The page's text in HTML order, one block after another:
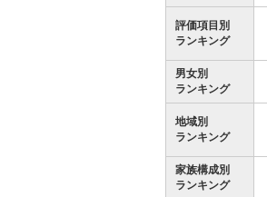
評価項目別
ランキング
男女別
ランキング
地域別
ランキング
家族構成別
ランキング